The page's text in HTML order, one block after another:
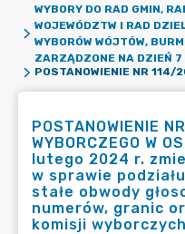
WYBORY DO RAD GMIN,
WOJEWÓDZTW I RAD
WYBORÓW WÓJTÓW,
ZARZĄDZONE NA DZIEŃ
POSTANOWIENIE
WYBORCZEGO W
lutego 2024 r.
w sprawie
stałe obwody
numerów, granic
komisji wyborczych